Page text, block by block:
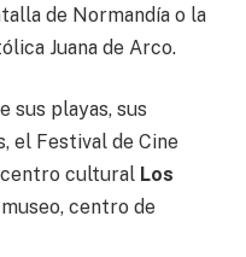
de Normandía o la
Juana de Arco.
sus playas, sus
el Festival de Cine
centro cultural Los
centro de